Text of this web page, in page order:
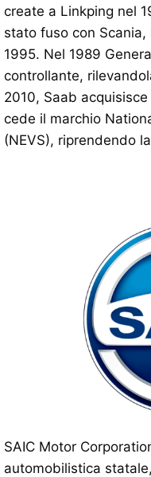
create a Linkping nel
stato fuso con
1995. Nel 1989
controllante,
2010, Saab acquisisce
cede il marchio
(NEVS), riprendendo
SAIC Motor
automobilistica